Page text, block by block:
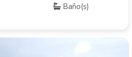
Baño(s)